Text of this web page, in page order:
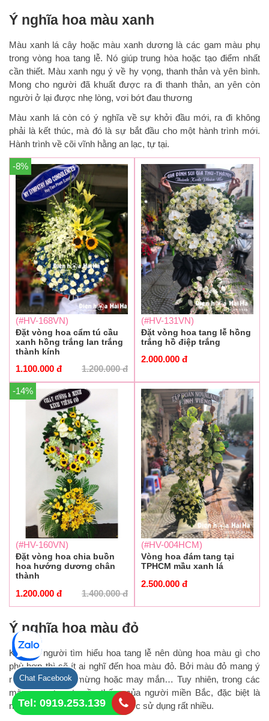
Ý nghĩa hoa màu xanh
Màu xanh lá cây hoặc màu xanh dương là các gam màu phụ
trong vòng hoa tang lễ. Nó giúp trung hòa hoặc tạo điểm nhất
cần thiết. Màu xanh ngụ ý về hy vọng, thanh thản và yên bình.
Mong cho người đã khuất được ra đi thanh thản, an yên còn
người ở lại được nhẹ lòng, vơi bớt đau thương
Màu xanh lá còn có ý nghĩa về sự khởi đầu mới, ra đi không
phải là kết thúc, mà đó là sự bắt đầu cho một hành trình mới.
Hành trình về cõi vĩnh hằng an lạc, tự tại.
-8%
(#HV-168VN)
Đặt vòng hoa cẩm tú cầu
xanh hồng trắng lan trắng
thành kính
1.200.000đ
1.100.000 đ
(#HV-131VN)
Đặt vòng hoa tang lễ hồng
trắng hồ điệp trắng
2.000.000 đ
-14%
(#HV-160VN)
Đặt vòng hoa chia buồn
hoa hướng dương chân
thành
1.400.000đ
1.200.000 đ
(#HV-004HCM)
Vòng hoa đám tang tại
TPHCM mầu xanh lá
2.500.000 đ
Ý nghĩa hoa màu đỏ
Khi mọi người tìm hiểu hoa tang lễ nên dùng hoa màu gì cho
phù hợp thì sẽ ít ai nghĩ đến hoa màu đỏ. Bởi màu đỏ mang ý
nghĩa về sự vui mừng hoặc may mắn… Tuy nhiên, trong các
mẫu vòng hoa truyền thống của người miền Bắc, đặc biệt là
người Hà Nội thì màu đỏ lại được sử dụng rất nhiều.
Chat Facebook
Tel: 0919.253.139